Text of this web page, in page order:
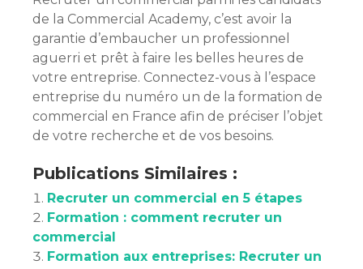
de la Commercial Academy, c’est avoir la
garantie d’embaucher un professionnel
aguerri et prêt à faire les belles heures de
votre entreprise. Connectez-vous à l’espace
entreprise du numéro un de la formation de
commercial en France afin de préciser l’objet
de votre recherche et de vos besoins.
Publications Similaires :
Recruter un commercial en 5 étapes
Formation : comment recruter un
commercial
Formation aux entreprises: Recruter un